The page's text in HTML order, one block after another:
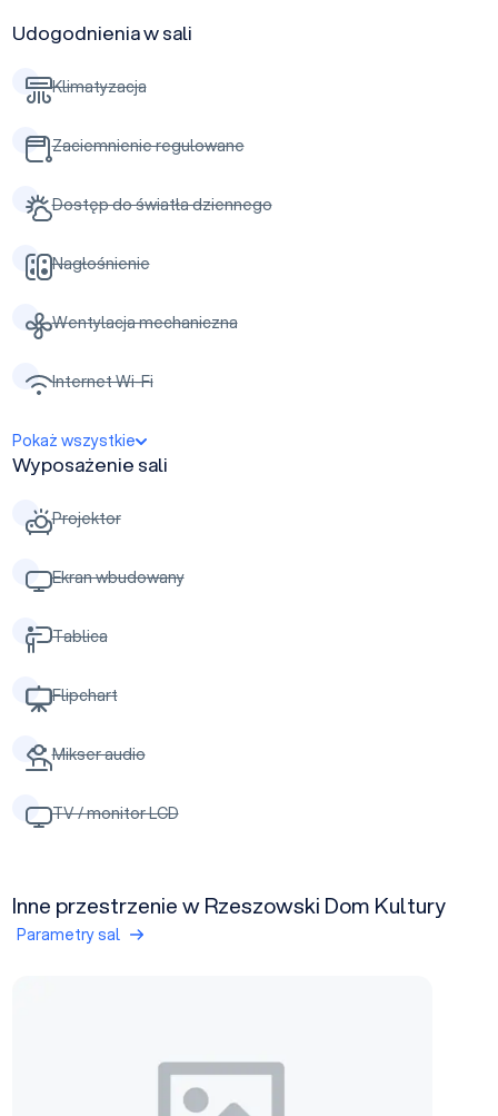
Udogodnienia w sali
Klimatyzacja
Zaciemnienie regulowane
Dostęp do światła dziennego
Nagłośnienie
Wentylacja mechaniczna
Internet Wi-Fi
Pokaż wszystkie
Wyposażenie sali
Projektor
Ekran wbudowany
Tablica
Flipchart
Mikser audio
TV / monitor LCD
Inne przestrzenie w Rzeszowski Dom Kultury
Parametry sal